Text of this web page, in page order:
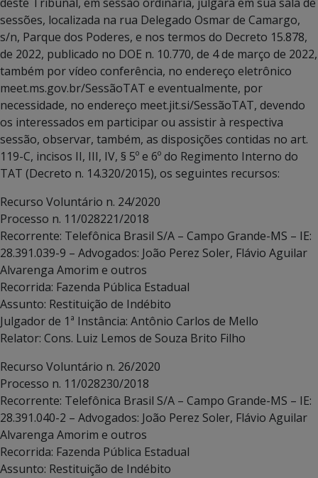
sessões, localizada na rua Delegado Osmar de Camargo,
s/n, Parque dos Poderes, e nos termos do Decreto 15.878,
de 2022, publicado no DOE n. 10.770, de 4 de março de 2022,
também por vídeo conferência, no endereço eletrônico
meet.ms.gov.br/SessãoTAT e eventualmente, por
necessidade, no endereço meet.jit.si/SessãoTAT, devendo
os interessados em participar ou assistir à respectiva
sessão, observar, também, as disposições contidas no art.
119-C, incisos II, III, IV, § 5º e 6º do Regimento Interno do
TAT (Decreto n. 14.320/2015), os seguintes recursos:
Recurso Voluntário n. 24/2020
Processo n. 11/028221/2018
Recorrente: Telefônica Brasil S/A – Campo Grande-MS – IE:
28.391.039-9 – Advogados: João Perez Soler, Flávio Aguilar
Alvarenga Amorim e outros
Recorrida: Fazenda Pública Estadual
Assunto: Restituição de Indébito
Julgador de 1ª Instância: Antônio Carlos de Mello
Relator: Cons. Luiz Lemos de Souza Brito Filho
Recurso Voluntário n. 26/2020
Processo n. 11/028230/2018
Recorrente: Telefônica Brasil S/A – Campo Grande-MS – IE:
28.391.040-2 – Advogados: João Perez Soler, Flávio Aguilar
Alvarenga Amorim e outros
Recorrida: Fazenda Pública Estadual
Assunto: Restituição de Indébito